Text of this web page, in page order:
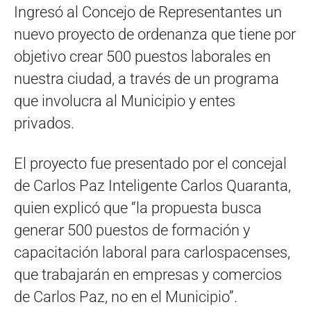
Ingresó al Concejo de Representantes un
nuevo proyecto de ordenanza que tiene por
objetivo crear 500 puestos laborales en
nuestra ciudad, a través de un programa
que involucra al Municipio y entes
privados.
El proyecto fue presentado por el concejal
de Carlos Paz Inteligente Carlos Quaranta,
quien explicó que “la propuesta busca
generar 500 puestos de formación y
capacitación laboral para carlospacenses,
que trabajarán en empresas y comercios
de Carlos Paz, no en el Municipio”.